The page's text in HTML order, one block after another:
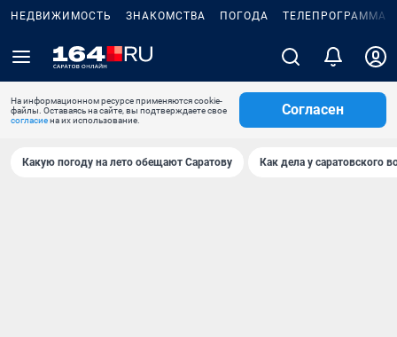
НЕДВИЖИМОСТЬ ЗНАКОМСТВА ПОГОДА ТЕЛЕПРОГРАММА
На информационном ресурсе применяются cookie-
файлы. Оставаясь на сайте, вы подтверждаете свое
согласиена их использование.
Согласен
Какую погоду на лето обещают Саратову Как дела у саратовского